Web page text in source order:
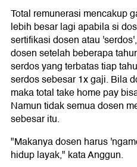
Total remunerasi mencakup
lebih besar lagi apabila si
sertifikasi dosen atau
dosen setelah beberapa
serdos yang terbatas tiap
serdos sebesar 1x gaji. Bila
maka total take home pay
Namun tidak semua dosen
sebesar itu.
"Makanya dosen harus
hidup layak," kata Anggun.